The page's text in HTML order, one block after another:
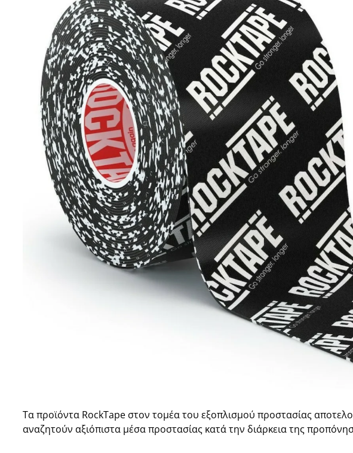
Τα προϊόντα RockTape στον τομέα του εξοπλισμού προστασίας
αναζητούν αξιόπιστα μέσα προστασίας κατά την διάρκεια της